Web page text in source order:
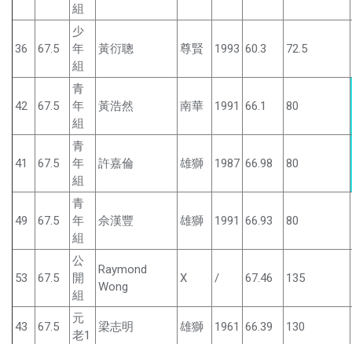
組
36 67.5
少
年
組
黃衍聰 尊賢 1993 60.3 72.5
42 67.5
青
年
組
黃浩然 南華 1991 66.1 80
41 67.5
青
年
組
許嘉倫 雄獅 1987 66.98 80
49 67.5
青
年
組
佘漢豐 雄獅 1991 66.93 80
53 67.5
公
開
組
Raymond
Wong
X / 67.46 135
43 67.5
元
老1
梁志明 雄獅 1961 66.39 130